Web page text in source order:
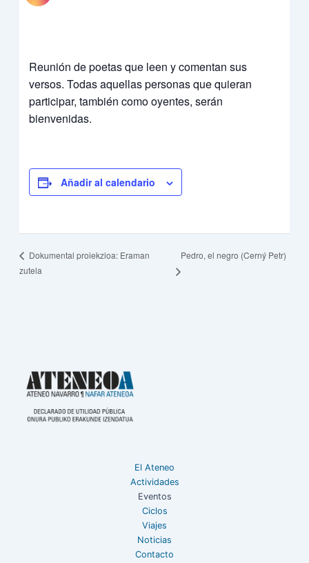
Reunión de poetas que leen y comentan sus
versos. Todas aquellas personas que quieran
participar, también como oyentes, serán
bienvenidas.
Añadir al calendario
Dokumental proiekzioa: Eraman
zutela
Pedro, el negro (Cerný Petr)
El Ateneo
Actividades
Eventos
Ciclos
Viajes
Noticias
Contacto